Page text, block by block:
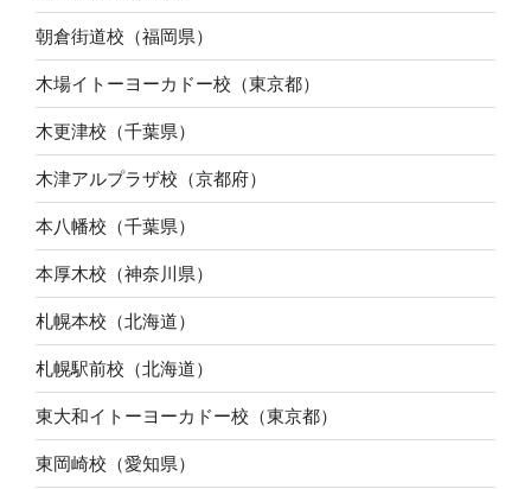
朝倉街道校（福岡県）
木場イトーヨーカドー校（東京都）
木更津校（千葉県）
木津アルプラザ校（京都府）
本八幡校（千葉県）
本厚木校（神奈川県）
札幌本校（北海道）
札幌駅前校（北海道）
東大和イトーヨーカドー校（東京都）
東岡崎校（愛知県）